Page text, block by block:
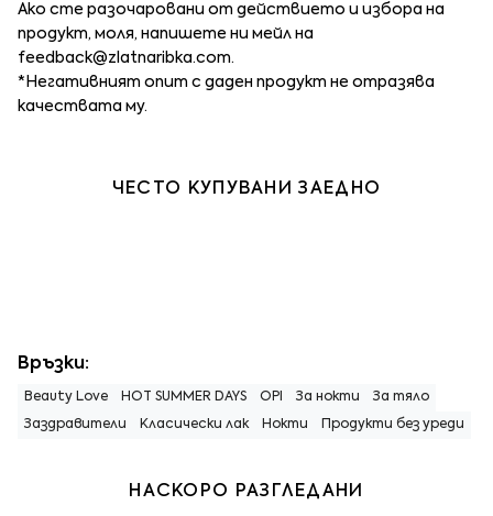
Ако сте разочаровани от действието и избора на
продукт, моля, напишете ни мейл на
feedback@zlatnaribka.com.
*Негативният опит с даден продукт не отразява
качествата му.
ЧЕСТО КУПУВАНИ ЗАЕДНО
Връзки:
Beauty Love HOT SUMMER DAYS OPI За нокти За тяло
Заздравители Класически лак Нокти Продукти без уреди
НАСКОРО РАЗГЛЕДАНИ